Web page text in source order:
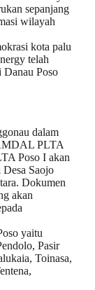
sepanjang
wilayah
kota palu
telah
Danau Poso
dalam
PLTA
Poso I akan
Saojo
Dokumen
akan
yaitu
Pasir
Toinasa,